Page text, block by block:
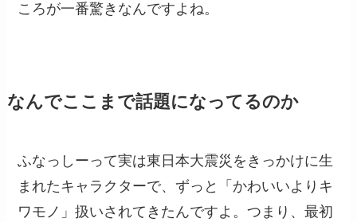
ころが一番驚きなんですよね。
なんでここまで話題になってるのか
ふなっしーって実は東日本大震災をきっかけに生
まれたキャラクターで、ずっと「かわいいよりキ
ワモノ」扱いされてきたんですよ。つまり、最初